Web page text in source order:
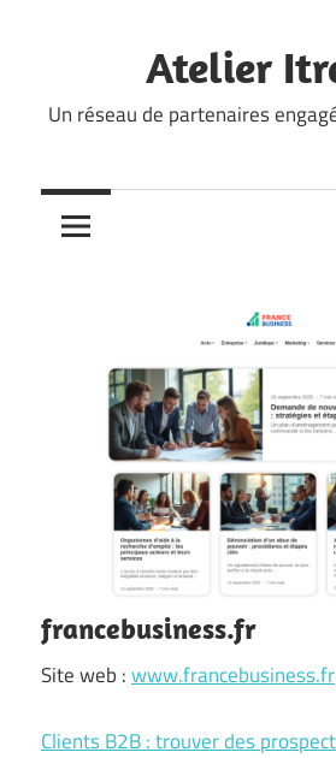
Atelier
Un réseau de partenaires
francebusiness.fr
Site web :www.francebusiness.fr
Clients B2B : trouver des